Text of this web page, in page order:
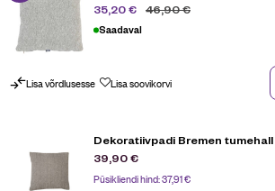
46,90€
35,20€
Saadaval
Lisa võrdlusesse Lisa soovikorvi
Dekoratiivpadi Bremen
39,90€
Püsikliendi hind:37,91€